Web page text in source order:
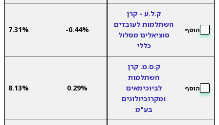
הוסף
ק.ל.ע - קרן
השתלמות לעובדים
סוציאלים מסלול
כללי
-0.44%
7.31%
הוסף
ק.ס.מ. קרן
השתלמות
לביוכימאים
ומקרוביולוגים
בע"מ
0.29%
8.13%